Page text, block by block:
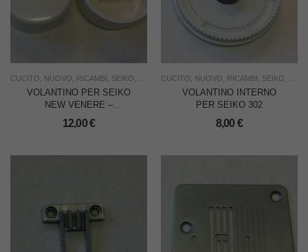
CUCITO NUOVO RICAMBI SEIKO USO FAMIGLIA
VOLANTINO PER SEIKO
NEW VENERE –
CADAUNO
12,00€
CUCITO NUOVO RICAMBI SEIKO
VOLANTINO INTERNO
PER SEIKO 302
8,00 €